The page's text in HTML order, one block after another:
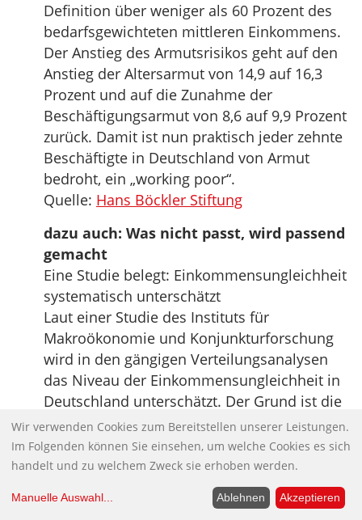
Definition über weniger als 60 Prozent des
bedarfsgewichteten mittleren Einkommens.
Der Anstieg des Armutsrisikos geht auf den
Anstieg der Altersarmut von 14,9 auf 16,3
Prozent und auf die Zunahme der
Beschäftigungsarmut von 8,6 auf 9,9 Prozent
zurück. Damit ist nun praktisch jeder zehnte
Beschäftigte in Deutschland von Armut
bedroht, ein „working poor“.
Quelle: Hans Böckler Stiftung
dazu auch: Was nicht passt, wird passend
gemacht
Eine Studie belegt: Einkommensungleichheit
systematisch unterschätzt
Laut einer Studie des Instituts für
Makroökonomie und Konjunkturforschung
wird in den gängigen Verteilungsanalysen
das Niveau der Einkommensungleichheit in
Deutschland unterschätzt. Der Grund ist die
Untererfassung von Spitzeneinkommen in
Umfragedaten, Kapitaleinkommen werden
nur lückenhaft erfasst. Dazu erklärt Katja
Kipping, Vorsitzende der Partei DIE LINKE:
Was nicht passt, wird passend gemacht:
Wir verwenden Cookies zum Bereitstellen unserer Leistungen.
Im Folgenden können Sie einsehen, um welche Cookies es sich
handelt und zu welchem Zweck sie erhoben werden.
Manuelle Auswahl... Ablehnen Akzeptieren